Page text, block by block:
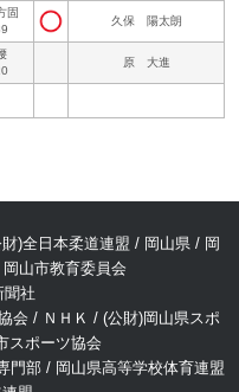
固
久保 陽太朗
原 大進
)全日本柔道連盟 / 岡山県 / 岡
山市教育委員会
聞社
会 / ＮＨＫ / (公財)岡山県スポ
スポーツ協会
門部 / 岡山県高等学校体育連盟